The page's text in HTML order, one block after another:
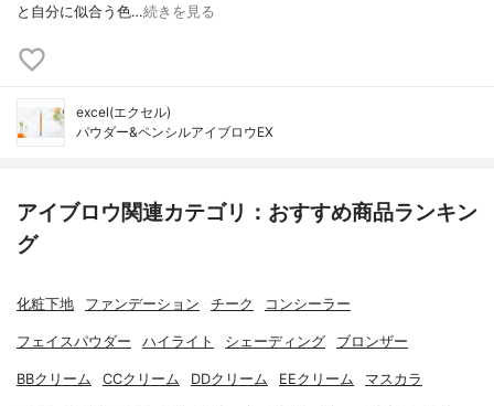
と自分に似合う色…続きを見る
excel(エクセル)
パウダー&ペンシルアイブロウEX
アイブロウ関連カテゴリ：おすすめ商品ランキン
グ
化粧下地 ファンデーション チーク コンシーラー
フェイスパウダー ハイライト シェーディング ブロンザー
BBクリーム CCクリーム DDクリーム EEクリーム マスカラ